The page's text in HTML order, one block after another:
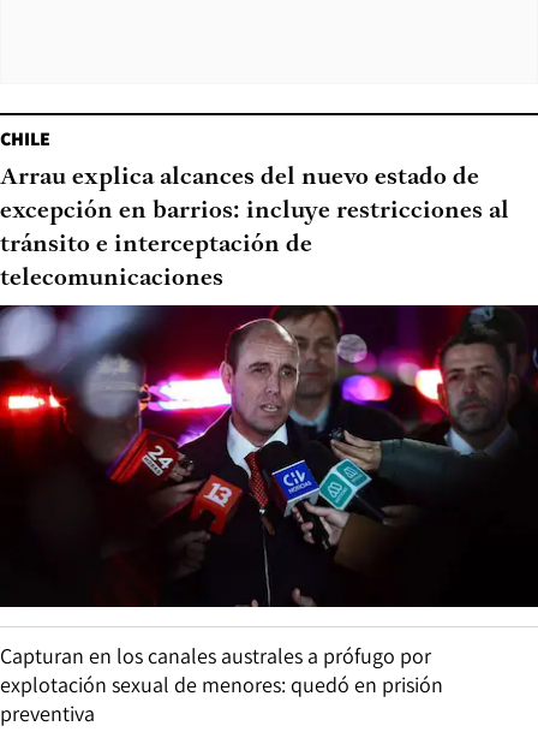
CHILE
Arrau explica alcances del nuevo estado de
excepción en barrios: incluye restricciones al
tránsito e interceptación de
telecomunicaciones
Capturan en los canales australes a prófugo por
explotación sexual de menores: quedó en prisión
preventiva